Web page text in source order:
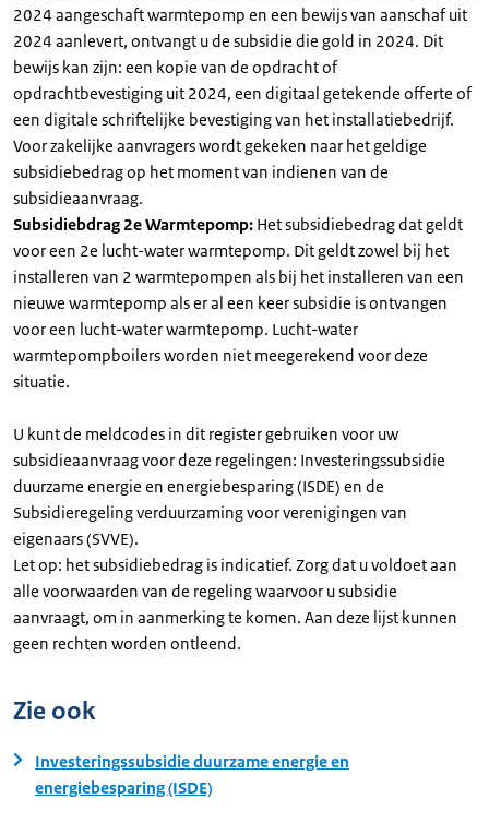
2024 aangeschaft warmtepomp en een bewijs van aanschaf uit
2024 aanlevert, ontvangt u de subsidie die gold in 2024. Dit
bewijs kan zijn: een kopie van de opdracht of
opdrachtbevestiging uit 2024, een digitaal getekende offerte of
een digitale schriftelijke bevestiging van het installatiebedrijf.
Voor zakelijke aanvragers wordt gekeken naar het geldige
subsidiebedrag op het moment van indienen van de
subsidieaanvraag.
Subsidiebdrag 2e Warmtepomp: Het subsidiebedrag dat geldt
voor een 2e lucht-water warmtepomp. Dit geldt zowel bij het
installeren van 2 warmtepompen als bij het installeren van een
nieuwe warmtepomp als er al een keer subsidie is ontvangen
voor een lucht-water warmtepomp. Lucht-water
warmtepompboilers worden niet meegerekend voor deze
situatie.
U kunt de meldcodes in dit register gebruiken voor uw
subsidieaanvraag voor deze regelingen: Investeringssubsidie
duurzame energie en energiebesparing (ISDE) en de
Subsidieregeling verduurzaming voor verenigingen van
eigenaars (SVVE).
Let op: het subsidiebedrag is indicatief. Zorg dat u voldoet aan
alle voorwaarden van de regeling waarvoor u subsidie
aanvraagt, om in aanmerking te komen. Aan deze lijst kunnen
geen rechten worden ontleend.
Zie ook
Investeringssubsidie duurzame energie en
energiebesparing (ISDE)